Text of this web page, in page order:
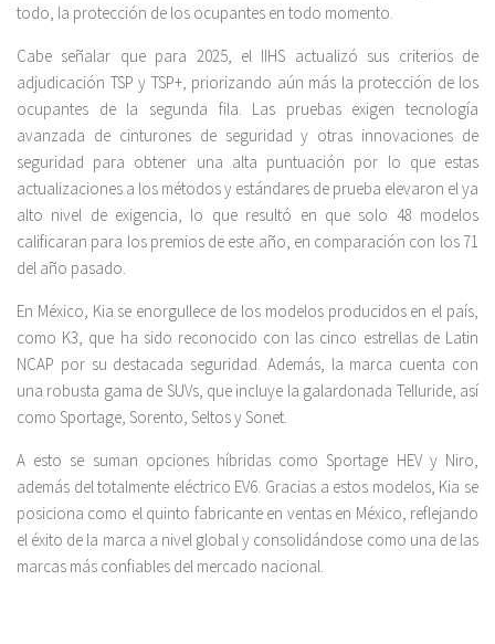
todo, la protección de los ocupantes en todo momento.
Cabe señalar que para 2025, el IIHS actualizó sus criterios de
adjudicación TSP y TSP+, priorizando aún más la protección de los
ocupantes de la segunda fila. Las pruebas exigen tecnología
avanzada de cinturones de seguridad y otras innovaciones de
seguridad para obtener una alta puntuación por lo que estas
actualizaciones a los métodos y estándares de prueba elevaron el ya
alto nivel de exigencia, lo que resultó en que solo 48 modelos
calificaran para los premios de este año, en comparación con los 71
del año pasado.
En México, Kia se enorgullece de los modelos producidos en el país,
como K3, que ha sido reconocido con las cinco estrellas de Latin
NCAP por su destacada seguridad. Además, la marca cuenta con
una robusta gama de SUVs, que incluye la galardonada Telluride, así
como Sportage, Sorento, Seltos y Sonet.
A esto se suman opciones híbridas como Sportage HEV y Niro,
además del totalmente eléctrico EV6. Gracias a estos modelos, Kia se
posiciona como el quinto fabricante en ventas en México, reflejando
el éxito de la marca a nivel global y consolidándose como una de las
marcas más confiables del mercado nacional.